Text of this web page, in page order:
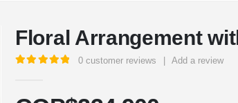
Floral Arrangement
0 customer reviews Add a review